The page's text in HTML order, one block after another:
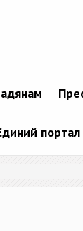
портал